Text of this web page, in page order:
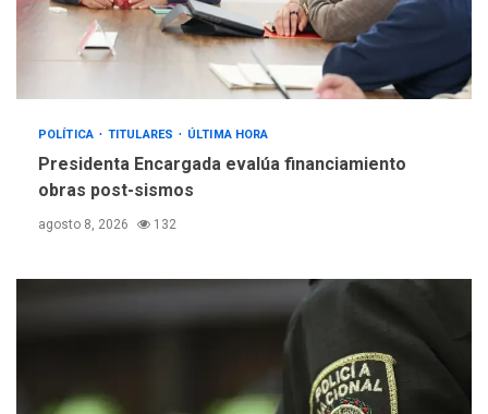
POLÍTICA TITULARES ÚLTIMA HORA
Presidenta Encargada evalúa financiamiento
obras post-sismos
agosto 8, 2026 132